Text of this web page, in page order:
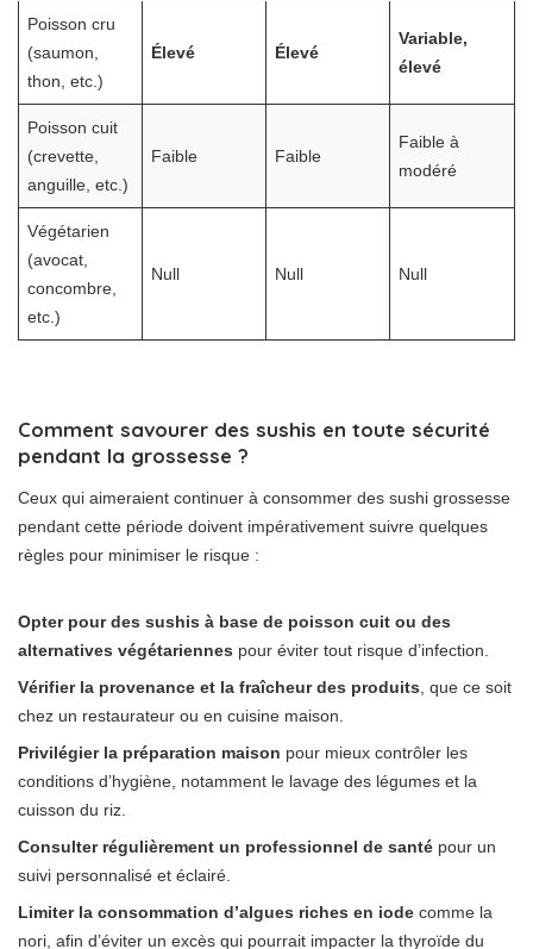
Poisson cru
(saumon,
thon, etc.)
Élevé Élevé
Variable,
élevé
Poisson cuit
(crevette,
anguille, etc.)
Faible Faible
Faible à
modéré
Végétarien
(avocat,
concombre,
etc.)
Null Null Null
Comment savourer des sushis en toute sécurité
pendant la grossesse ?
Ceux qui aimeraient continuer à consommer des sushi grossesse
pendant cette période doivent impérativement suivre quelques
règles pour minimiser le risque :
Opter pour des sushis à base de poisson cuit ou des
alternatives végétariennes pour éviter tout risque d’infection.
Vérifier la provenance et la fraîcheur des produits, que ce soit
chez un restaurateur ou en cuisine maison.
Privilégier la préparation maison pour mieux contrôler les
conditions d’hygiène, notamment le lavage des légumes et la
cuisson du riz.
Consulter régulièrement un professionnel de santé pour un
suivi personnalisé et éclairé.
Limiter la consommation d’algues riches en iode comme la
nori, afin d’éviter un excès qui pourrait impacter la thyroïde du